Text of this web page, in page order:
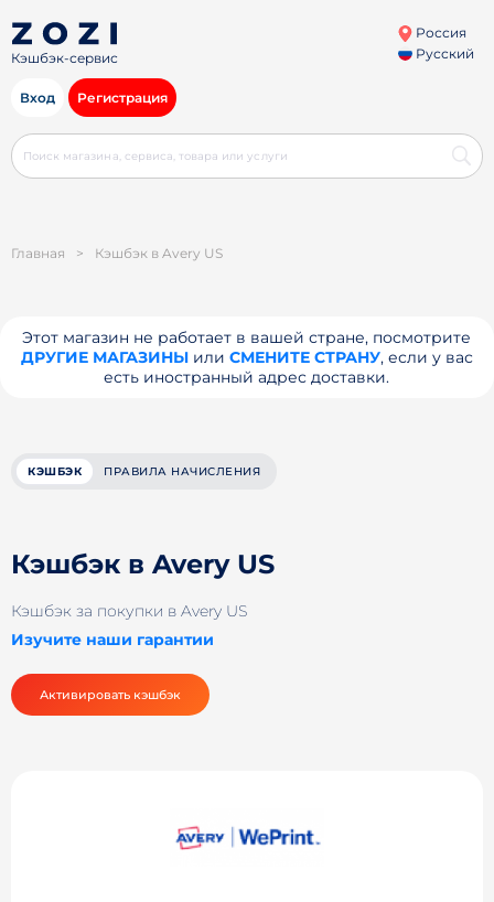
Кэшбэк-сервис
Россия
Русский
Вход Регистрация
Главная > Кэшбэк в Avery US
Этот магазин не работает в вашей стране, посмотрите
ДРУГИЕ МАГАЗИНЫили СМЕНИТЕ СТРАНУ, если у вас
есть иностранный адрес доставки.
КЭШБЭК ПРАВИЛА НАЧИСЛЕНИЯ
Кэшбэк в Avery US
Кэшбэк за покупки в Avery US
Изучите наши гарантии
Активировать кэшбэк